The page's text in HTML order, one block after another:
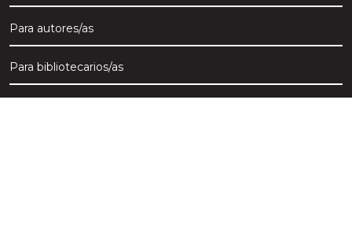
Para autores/as
Para bibliotecarios/as